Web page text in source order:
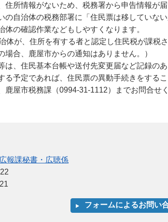
住所情報がないため、税務署から申告情報が届
の自治体の税務部署に「住民票は移していな
体の確認作業などもしやすくなります。
体が、住所を有する者と認定し住民税が課税
場合、鹿屋市からの通知はありません。）
は、住民基本台帳や送付先変更届など記録の
る予定であれば、住民票の異動手続きをするこ
鹿屋市税務課（0994-31-1112）までお問合せく
報課秘書・広聴係